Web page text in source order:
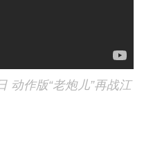
动作版“老炮儿”再战江